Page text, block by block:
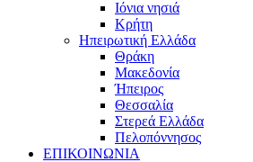
Ιόνια νησιά
Κρήτη
Ηπειρωτική Ελλάδα
Θράκη
Μακεδονία
Ήπειρος
Θεσσαλία
Στερεά Ελλάδα
Πελοπόννησος
ΕΠΙΚΟΙΝΩΝΙΑ